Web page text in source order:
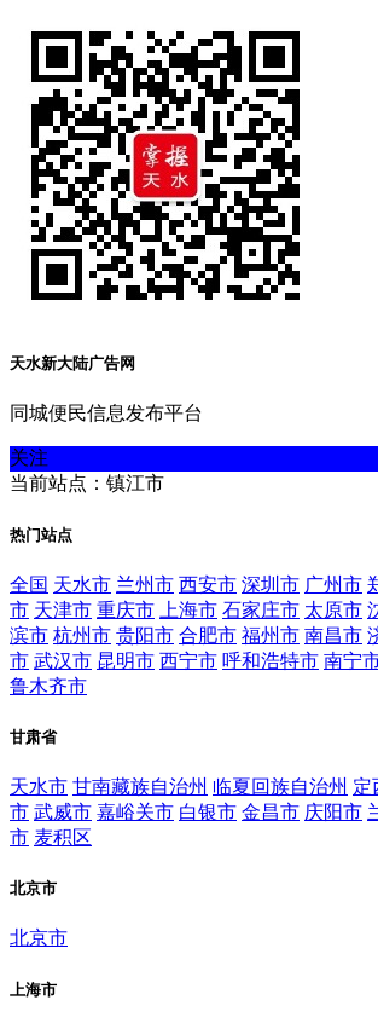
天水新大陆广告网
同城便民信息发布平台
关注
当前站点：镇江市
热门站点
全国 天水市 兰州市 西安市 深圳市 广州市
市 天津市 重庆市 上海市 石家庄市 太原市
滨市 杭州市 贵阳市 合肥市 福州市 南昌市
市 武汉市 昆明市 西宁市 呼和浩特市 南宁
鲁木齐市
甘肃省
天水市 甘南藏族自治州 临夏回族自治州 定
市 武威市 嘉峪关市 白银市 金昌市 庆阳市
市 麦积区
北京市
北京市
上海市